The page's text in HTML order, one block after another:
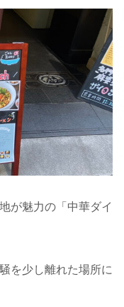
が魅力の「中華ダイ
を少し離れた場所に